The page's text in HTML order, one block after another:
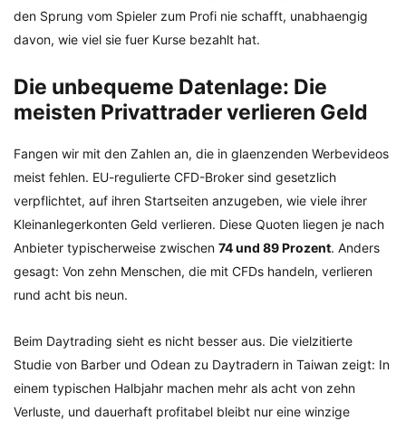
den Sprung vom Spieler zum Profi nie schafft, unabhaengig
davon, wie viel sie fuer Kurse bezahlt hat.
Die unbequeme Datenlage: Die
meisten Privattrader verlieren Geld
Fangen wir mit den Zahlen an, die in glaenzenden Werbevideos
meist fehlen. EU-regulierte CFD-Broker sind gesetzlich
verpflichtet, auf ihren Startseiten anzugeben, wie viele ihrer
Kleinanlegerkonten Geld verlieren. Diese Quoten liegen je nach
Anbieter typischerweise zwischen 74 und 89 Prozent. Anders
gesagt: Von zehn Menschen, die mit CFDs handeln, verlieren
rund acht bis neun.
Beim Daytrading sieht es nicht besser aus. Die vielzitierte
Studie von Barber und Odean zu Daytradern in Taiwan zeigt: In
einem typischen Halbjahr machen mehr als acht von zehn
Verluste, und dauerhaft profitabel bleibt nur eine winzige